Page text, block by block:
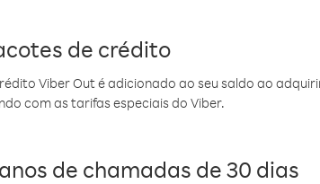
de crédito
Viber Out é adicionado ao seu saldo ao
com as tarifas especiais do Viber.
de chamadas de 30 dias